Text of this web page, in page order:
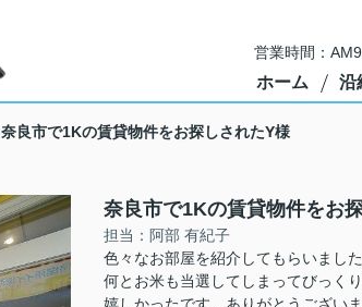
営業時間：
ホーム 沿
奈良市で1Kの賃貸物件をお探しされたY様
奈良市で1Kの賃貸物件をお
担当：阿部 有紀子
色々なお部屋を紹介してもらいました
何とお米も当選してしまってびっく